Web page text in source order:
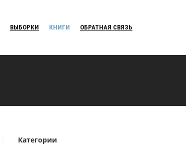
ВЫБОРКИ КНИГИ ОБРАТНАЯ СВЯЗЬ
Категории